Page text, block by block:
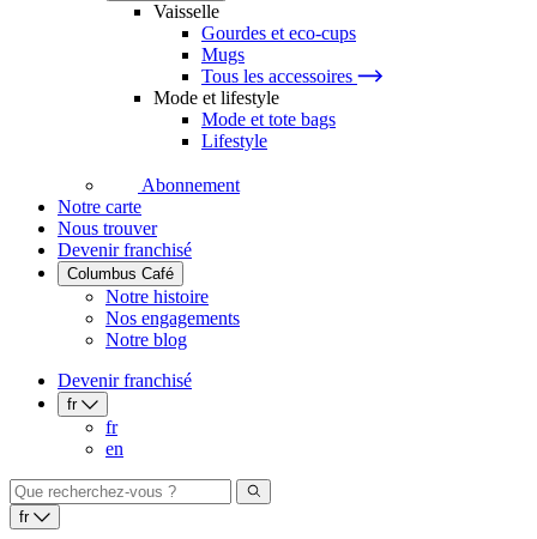
Vaisselle
Gourdes et eco-cups
Mugs
Tous les accessoires
Mode et lifestyle
Mode et tote bags
Lifestyle
Abonnement
Notre carte
Nous trouver
Devenir franchisé
Columbus Café
Notre histoire
Nos engagements
Notre blog
Devenir franchisé
fr
fr
en
fr